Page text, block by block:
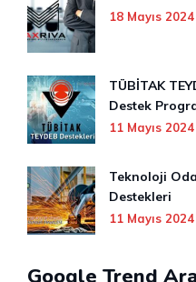
18 Mayıs 2024
TÜBİTAK
Destek
11 Mayıs 2024
Teknoloji
Destekleri
11 Mayıs 2024